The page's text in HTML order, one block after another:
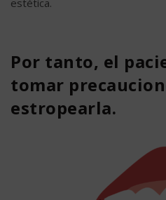
estética.
Por tanto, el
tomar
estropearla.